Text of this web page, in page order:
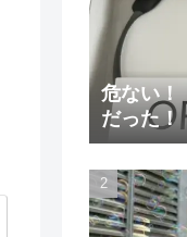
危ない！
だった！